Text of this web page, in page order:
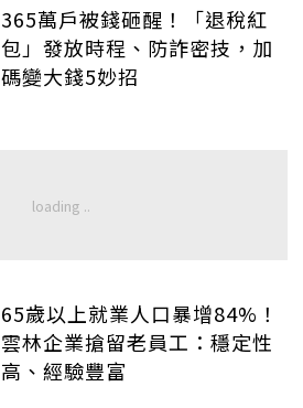
365萬戶被錢砸醒！「退稅紅
包」發放時程、防詐密技，加
碼變大錢5妙招
65歲以上就業人口暴增84%！
雲林企業搶留老員工：穩定性
高、經驗豐富